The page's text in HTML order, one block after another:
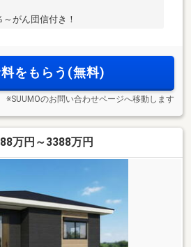
がん団信付き！
をもらう(無料)
※SUUMOのお問い合わせページへ移動します
万円～3388万円